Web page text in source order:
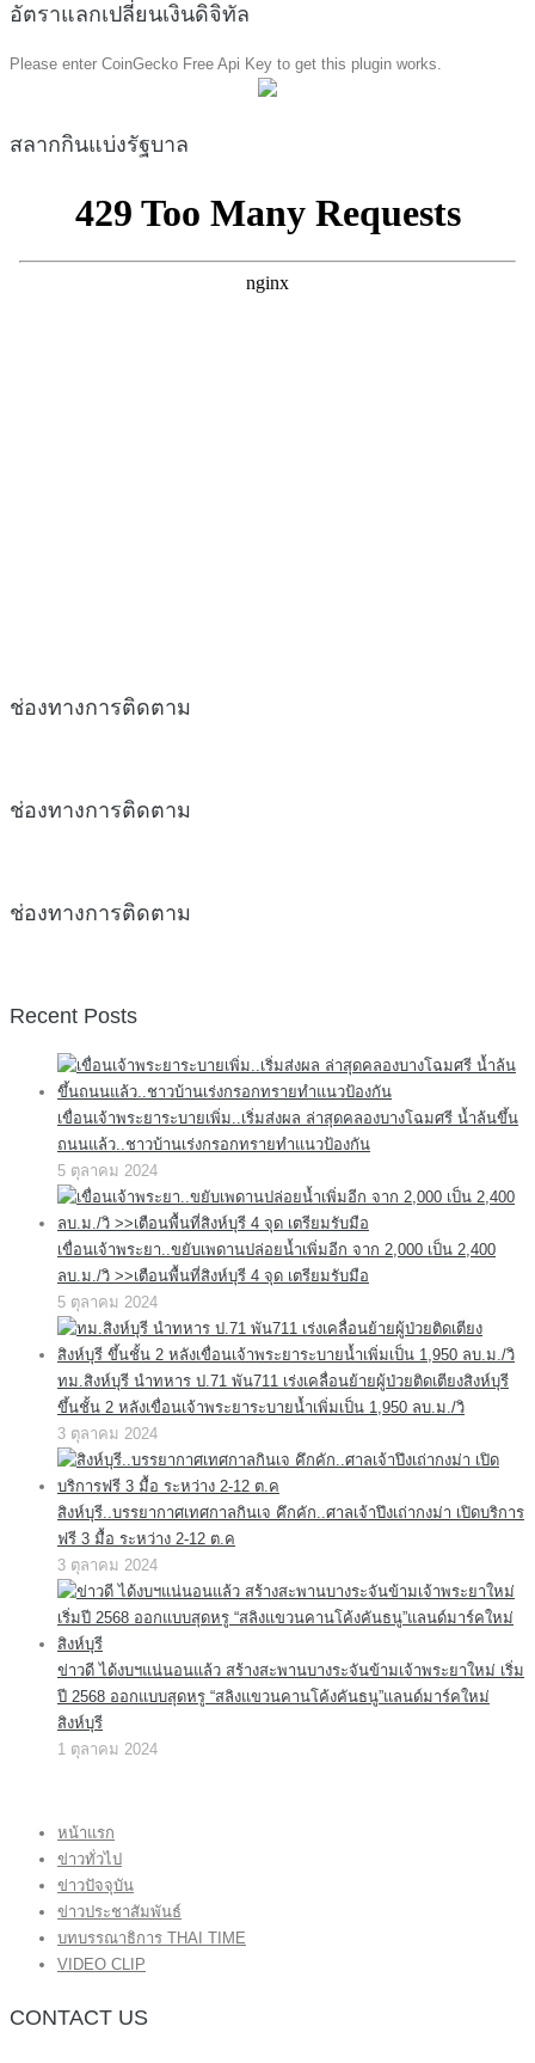
อัตราแลกเปลี่ยนเงินดิจิทัล
Please enter CoinGecko Free Api Key to get this plugin works.
สลากกินแบ่งรัฐบาล
ช่องทางการติดตาม
ช่องทางการติดตาม
ช่องทางการติดตาม
Recent Posts
เขื่อนเจ้าพระยาระบายเพิ่ม..เริ่มส่งผล ล่าสุดคลองบางโฉมศรี น้ำล้นขึ้น
ถนนแล้ว..ชาวบ้านเร่งกรอกทรายทำแนวป้องกัน
5 ตุลาคม 2024
เขื่อนเจ้าพระยา..ขยับเพดานปล่อยน้ำเพิ่มอีก จาก 2,000 เป็น 2,400
ลบ.ม./วิ >>เตือนพื้นที่สิงห์บุรี 4 จุด เตรียมรับมือ
5 ตุลาคม 2024
ทม.สิงห์บุรี นำทหาร ป.71 พัน711 เร่งเคลื่อนย้ายผู้ป่วยติดเตียงสิงห์บุรี
ขึ้นชั้น 2 หลังเขื่อนเจ้าพระยาระบายน้ำเพิ่มเป็น 1,950 ลบ.ม./วิ
3 ตุลาคม 2024
สิงห์บุรี..บรรยากาศเทศกาลกินเจ คึกคัก..ศาลเจ้าปึงเถ่ากงม่า เปิดบริการ
ฟรี 3 มื้อ ระหว่าง 2-12 ต.ค
3 ตุลาคม 2024
ข่าวดี ได้งบฯแน่นอนแล้ว สร้างสะพานบางระจันข้ามเจ้าพระยาใหม่ เริ่ม
ปี 2568 ออกแบบสุดหรู “สลิงแขวนคานโค้งคันธนู”แลนด์มาร์คใหม่
สิงห์บุรี
1 ตุลาคม 2024
หน้าแรก
ข่าวทั่วไป
ข่าวปัจจุบัน
ข่าวประชาสัมพันธ์
บทบรรณาธิการ THAI TIME
VIDEO CLIP
CONTACT US